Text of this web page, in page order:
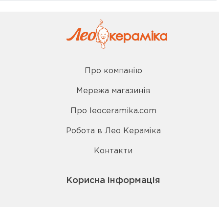
Про компанію
Мережа магазинів
Про leoceramika.com
Робота в Лео Кераміка
Контакти
Корисна інформація